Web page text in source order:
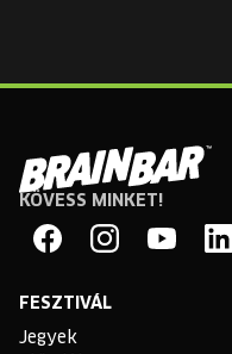
Brain
Bar
KÖVESS MINKET!
FESZTIVÁL
Jegyek